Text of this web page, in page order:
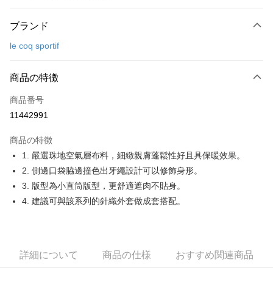
クレジットカード1回払い
LINE Pay
Apple Pay
Easy Wallet
OP Pay Later
説明
【OP Pay Later 使用説明】
1. 本サービスは台湾大哥大によって提供され、台湾大哥大のユーザーは追
いの回数や支払い期限を選択し、支払いを確認すると取引が完了します。
3. 実際の承認額、分割回数および費用については、後続の取引確認ページ
AFTEE代金後払い
ウが表示されます。
ブランド
le coq sportif
商品の特徴
商品番号
11442991
商品の特徴
1. 嚴選珠地空氣層布料，細緻親膚蓬鬆性好且具保暖效果。
2. 側邊口袋脇邊撞色出牙繩設計可以修飾身形。
3. 版型為小直筒版型，更舒適遮肉不貼身。
4. 建議可與該系列的針織外套做成套搭配。
詳細について 商品の仕様 おすすめ関連商品